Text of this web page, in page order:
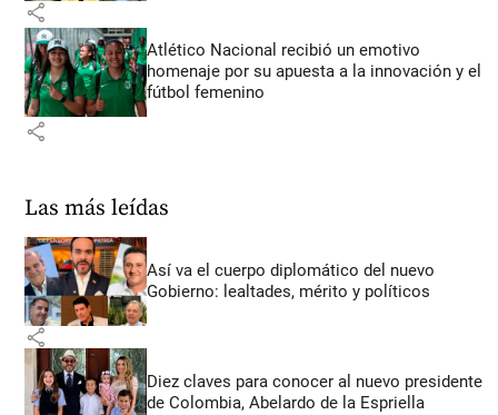
share
Atlético Nacional recibió un emotivo
homenaje por su apuesta a la innovación y el
fútbol femenino
share
Las más leídas
Así va el cuerpo diplomático del nuevo
Gobierno: lealtades, mérito y políticos
share
Diez claves para conocer al nuevo presidente
de Colombia, Abelardo de la Espriella